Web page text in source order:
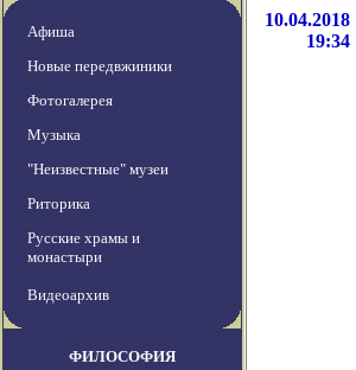
Афиша
Новые передвжиники
Фотогалерея
Музыка
"Неизвестные" музеи
Риторика
Русские храмы и
монастыри
Видеоархив
ФИЛОСОФИЯ
10.04.2018
19:34